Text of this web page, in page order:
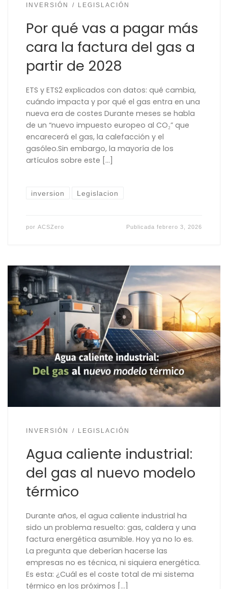
INVERSIÓN LEGISLACIÓN
Por qué vas a pagar más
cara la factura del gas a
partir de 2028
ETS y ETS2 explicados con datos: qué cambia,
cuándo impacta y por qué el gas entra en una
nueva era de costes Durante meses se habla
de un “nuevo impuesto europeo al CO₂” que
encarecerá el gas, la calefacción y el
gasóleo.Sin embargo, la mayoría de los
artículos sobre este […]
inversion Legislacion
por ACSZero Publicadafebrero 3, 2026
INVERSIÓN LEGISLACIÓN
Agua caliente industrial:
del gas al nuevo modelo
térmico
Durante años, el agua caliente industrial ha
sido un problema resuelto: gas, caldera y una
factura energética asumible. Hoy ya no lo es.
La pregunta que deberían hacerse las
empresas no es técnica, ni siquiera energética.
Es esta: ¿Cuál es el coste total de mi sistema
térmico en los próximos […]